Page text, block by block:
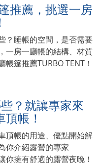
推薦，挑選一房
？睡帳的空間，是否需要
一房一廳帳的結構、材質
篷推薦TURBO TENT！
？就讓專家來
帳！
頂帳的用途、優點開始解
你介紹露營的專家
你擁有舒適的露營夜晚！